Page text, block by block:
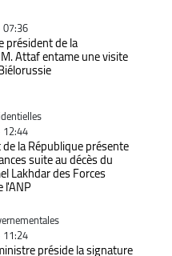
président de la
Attaf entame une visite
la République présente
suite au décès du
Lakhdar des Forces
l'ANP
préside la signature